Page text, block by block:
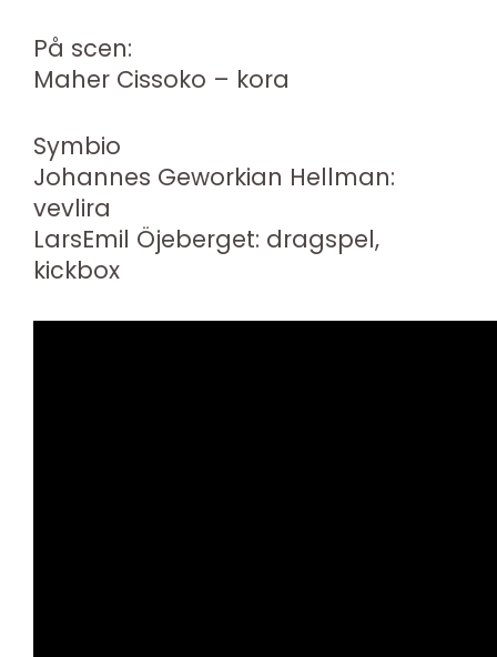
På scen:
Maher Cissoko – kora
Symbio
Johannes Geworkian Hellman:
vevlira
LarsEmil Öjeberget: dragspel,
kickbox